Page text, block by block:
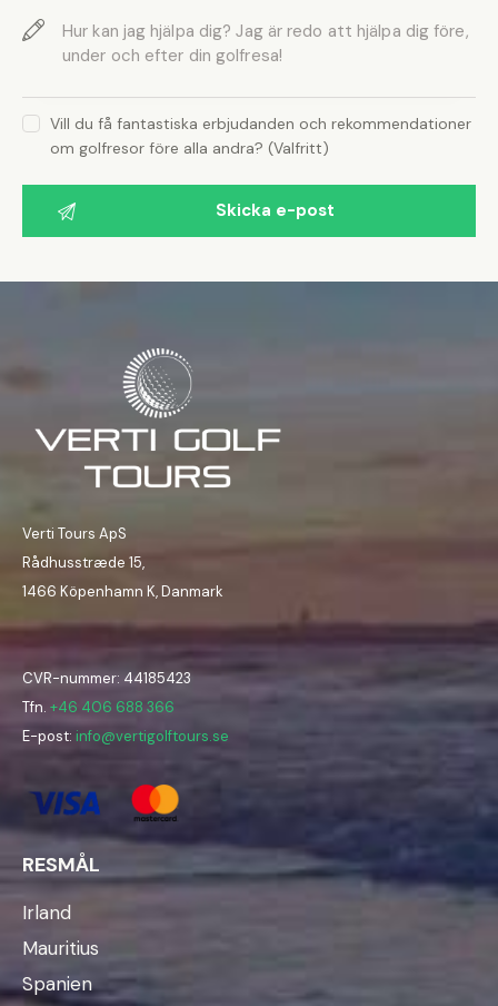
Vill du få fantastiska erbjudanden och rekommendationer
om golfresor före alla andra? (Valfritt)
Verti Tours ApS
Rådhusstræde 15,
1466 Köpenhamn K, Danmark
CVR-nummer: 44185423
Tfn. +46 406 688 366
E-post: info@vertigolftours.se
RESMÅL
Irland
Mauritius
Spanien